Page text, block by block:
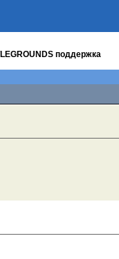
поддержка